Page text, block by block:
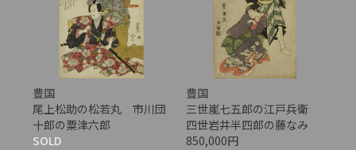
豊国
尾上松助の松若丸 市川団
十郎の粟津六郎
SOLD
豊国
三世嵐七五郎の江戸兵衛
四世岩井半四郎の藤なみ
850,000円